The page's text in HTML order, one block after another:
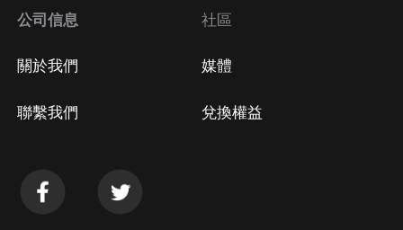
公司信息
關於我們
聯繫我們
社區
媒體
兌換權益